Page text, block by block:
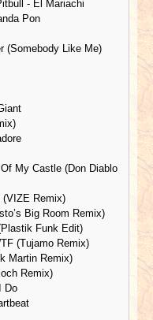
- El Mariachi
Pon
(Somebody Like Me)
My Castle (Don Diablo
(VIZE Remix)
Big Room Remix)
Funk Edit)
(Tujamo Remix)
Martin Remix)
Remix)
Do